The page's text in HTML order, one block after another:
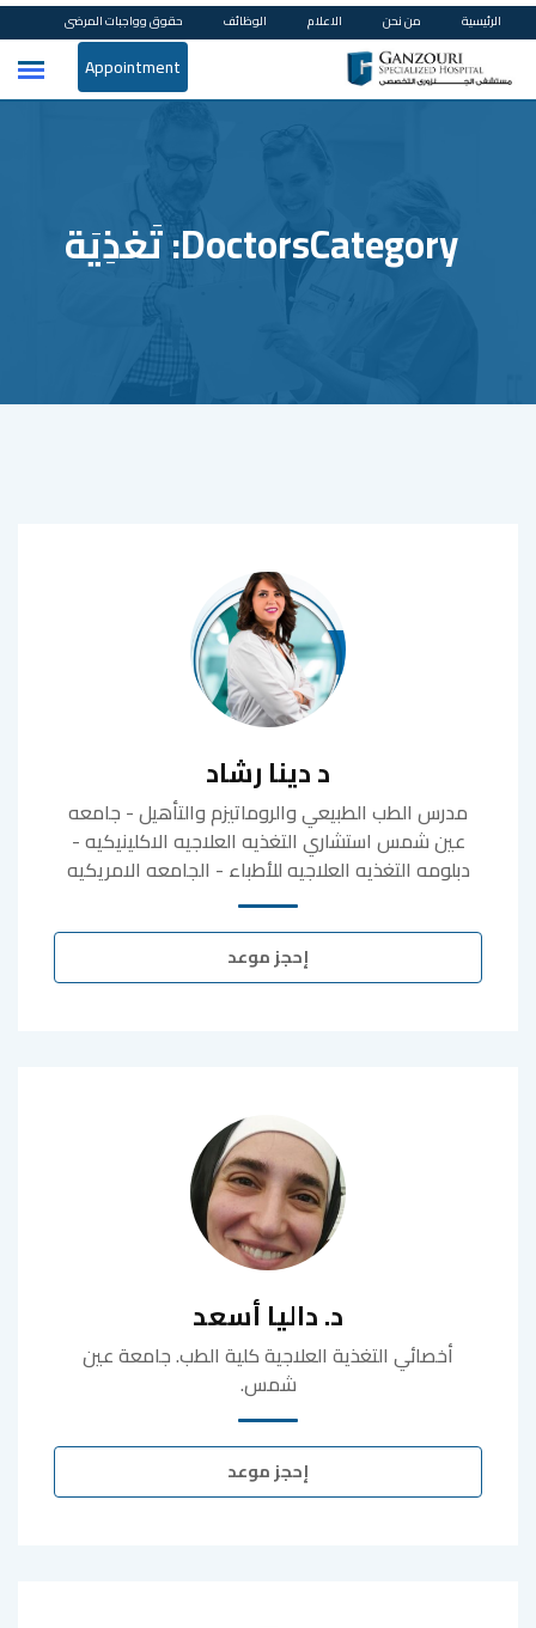
Skip
to
content
الرئيسية من نحن الاعلام الوظائف حقوق وواجبات المرضى
Appointment
DoctorsCategory: تَغذِيَة
د دينا رشاد
مدرس الطب الطبيعي والروماتيزم والتأهيل - جامعه
عين شمس استشاري التغذيه العلاجيه الاكلينيكيه -
دبلومه التغذيه العلاجيه للأطباء - الجامعه الامريكيه
إحجز موعد
د. داليا أسعد
أخصائي التغذية العلاجية كلية الطب. جامعة عين
شمس.
إحجز موعد